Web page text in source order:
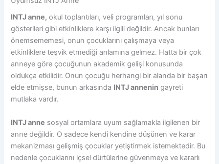
INTJ anne, okul toplantıları, veli programları, yıl sonu
gösterileri gibi etkinliklere karşı ilgili değildir. Ancak bunları
önemsememesi, onun çocuklarını çalışmaya veya
etkinliklere teşvik etmediği anlamına gelmez. Hatta bir çok
anneye göre çocuğunun akademik gelişi konusunda
oldukça etkilidir. Onun çocuğu herhangi bir alanda bir başarı
elde etmişse, bunun arkasında INTJ annenin gayreti
mutlaka vardır.
INTJ anne sosyal ortamlara uyum sağlamakla ilgilenen bir
anne değildir. O sadece kendi kendine düşünen ve karar
mekanizması gelişmiş çocuklar yetiştirmek istemektedir. Bu
nedenle çocuklarını içsel dürtülerine güvenmeye ve kararlı